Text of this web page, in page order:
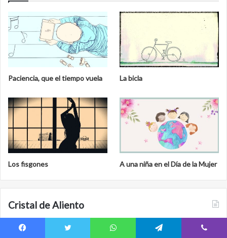
Paciencia, que el tiempo vuela La bicla
Los fisgones A una niña en el Día de la Mujer
Cristal de Aliento